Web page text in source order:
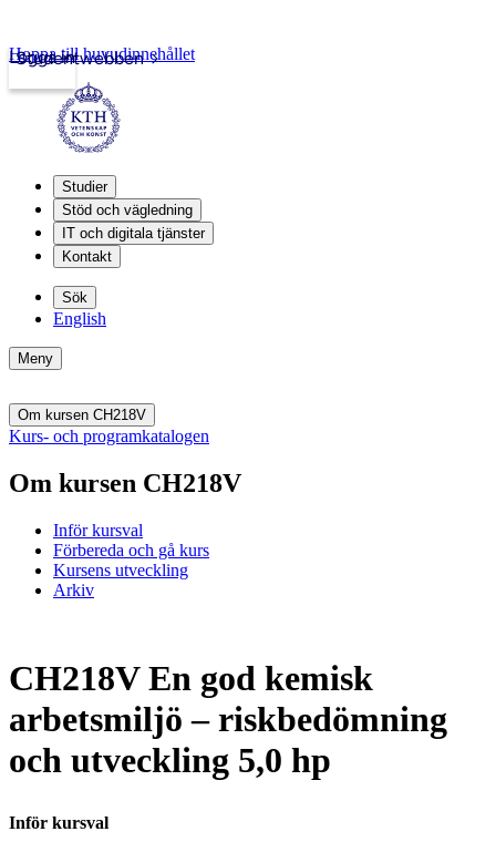
Studentwebben
Logga in
Hoppa till huvudinnehållet
Studier
Stöd och vägledning
IT och digitala tjänster
Kontakt
Sök
English
Meny
Om kursen CH218V
Kurs- och programkatalogen
Om kursen CH218V
Inför kursval
Förbereda och gå kurs
Kursens utveckling
Arkiv
CH218V En god kemisk
arbetsmiljö – riskbedömning
och utveckling 5,0 hp
Inför kursval